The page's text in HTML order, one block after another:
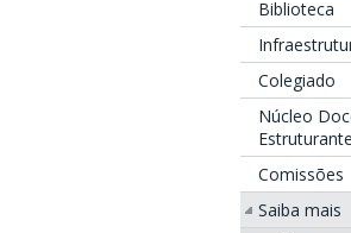
Biblioteca
Colegiado
Núcleo
Comissões
Saiba mais